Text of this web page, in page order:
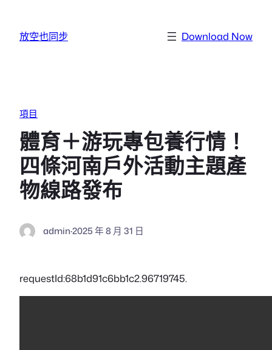
放空也同步 Download Now
項目
體育＋游玩專包養行情！
四條河南戶外活動主題產
物線路發布
admin·2025 年 8 月 31 日
requestId:68b1d91c6bb1c2.96719745.